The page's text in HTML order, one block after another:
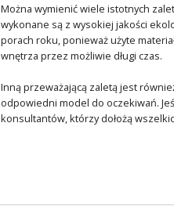
Można wymienić wiele istotnych
wykonane są z wysokiej jakości
porach roku, ponieważ użyte
wnętrza przez możliwie długi czas.
Inną przeważającą zaletą jest
odpowiedni model do oczekiwań.
konsultantów, którzy dołożą